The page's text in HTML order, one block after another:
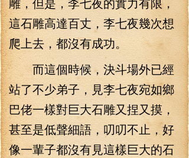
這石雕高達百丈，李七夜幾次想
爬上去，都沒有成功。
而這個時候，決斗場外已經
站了不少弟子，見李七夜宛如鄉
巴佬一樣對巨大石雕又捏又摸，
甚至是低聲細語，叨叨不止，好
像一輩子都沒有見這樣巨大的石